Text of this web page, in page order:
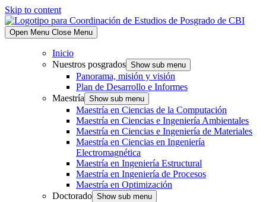
Skip to content
Open Menu Close Menu
Inicio
Nuestros posgrados Show sub menu
Panorama, misión y visión
Plan de Desarrollo e Informes
Maestría Show sub menu
Maestría en Ciencias de la Computación
Maestría en Ciencias e Ingeniería Ambientales
Maestría en Ciencias e Ingeniería de Materiales
Maestría en Ciencias en Ingeniería
Electromagnética
Maestría en Ingeniería Estructural
Maestría en Ingeniería de Procesos
Maestría en Optimización
Doctorado Show sub menu